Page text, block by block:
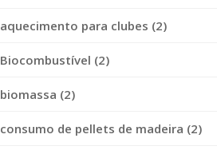
aquecimento para clubes (2)
Biocombustível (2)
biomassa (2)
consumo de pellets de madeira (2)